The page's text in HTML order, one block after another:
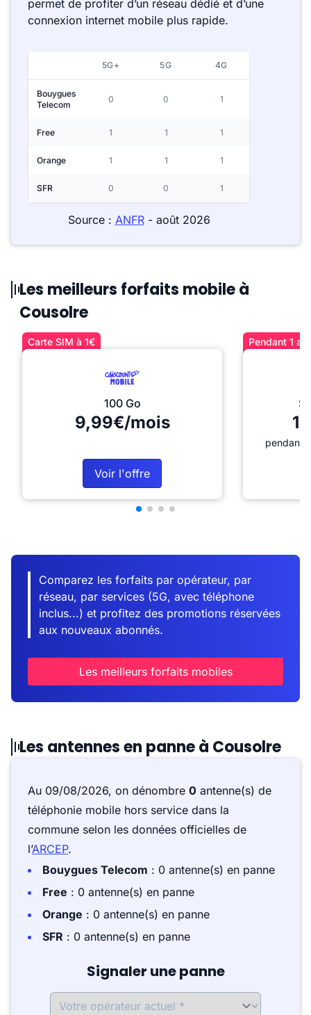
permet de profiter d’un réseau dédié et d’une
connexion internet mobile plus rapide.
5G+ 5G 4G
Bouygues
Telecom
0 0 1
Free 1 1 1
Orange 1 1 1
SFR 0 0 1
Source : ANFR- août 2026
Les meilleurs forfaits mobile à
Cousolre
Carte SIM à 1€
100 Go
9,99€/mois
Voir l'offre
Pendant 1
pendant
Comparez les forfaits par opérateur, par
réseau, par services (5G, avec téléphone
inclus...) et profitez des promotions réservées
aux nouveaux abonnés.
Les meilleurs forfaits mobiles
Les antennes en panne à Cousolre
Au 09/08/2026, on dénombre 0 antenne(s) de
téléphonie mobile hors service dans la
commune selon les données officielles de
l’ARCEP.
Bouygues Telecom : 0 antenne(s) en panne
Free : 0 antenne(s) en panne
Orange : 0 antenne(s) en panne
SFR : 0 antenne(s) en panne
Signaler une panne